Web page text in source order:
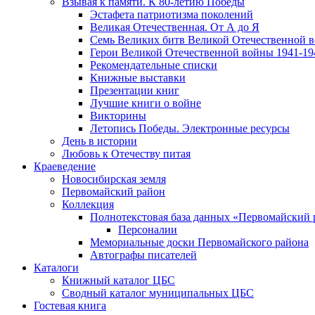
Эcтафета патриотизма поколений
Великая Отечественная. От А до Я
Семь Великих битв Великой Отечественной
Герои Великой Отечественной войны 1941-
Рекомендательные списки
Книжные выставки
Презентации книг
Лучшие книги о войне
Викторины
Летопись Победы. Электронные ресурсы
День в истории
Любовь к Отечеству питая
Краеведение
Новосибирская земля
Первомайский район
Коллекция
Полнотекстовая база данных «Первомайский
Персоналии
Мемориальные доски Первомайского района
Автографы писателей
Каталоги
Книжный каталог ЦБС
Сводный каталог муниципальных ЦБС
Гостевая книга